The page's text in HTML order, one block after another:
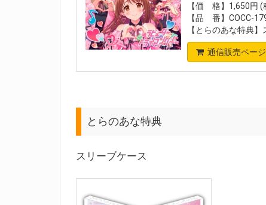
【価 格】1,650円 (
【品 番】COCC-
【とらのあな特典
通信販売ページ
とらのあな特典
スリーブケース